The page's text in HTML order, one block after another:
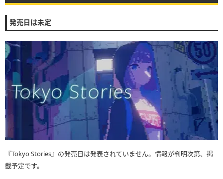
発売日は未定
『Tokyo Stories』の発売日は発表されていません。情報が判明次第、掲
載予定です。